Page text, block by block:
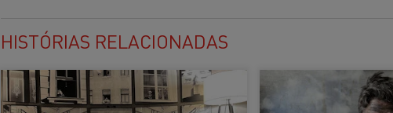
HISTÓRIAS RELACIONADAS